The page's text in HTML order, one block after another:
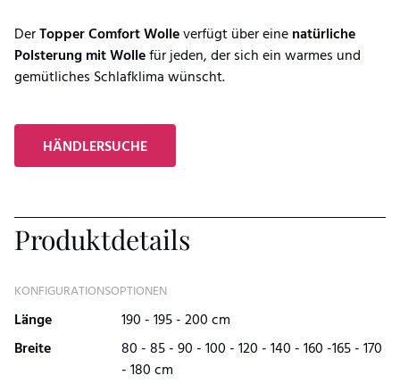
DerTopperComfort Wolleverfügt über einenatürliche
Polsterung mit Wollefür jeden, der sich ein warmes und
gemütliches Schlafklima wünscht.
HÄNDLERSUCHE
Produktdetails
KONFIGURATIONSOPTIONEN
Länge
190 - 195 - 200 cm
Breite
80 - 85 - 90 - 100 - 120 - 140 - 160 -165 - 170
- 180 cm